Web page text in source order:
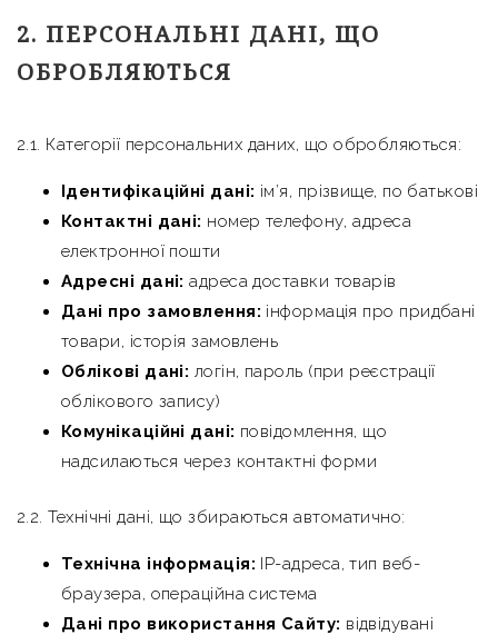
2. ПЕРСОНАЛЬНІ ДАНІ, ЩО
ОБРОБЛЯЮТЬСЯ
2.1. Категорії персональних даних, що обробляються:
Ідентифікаційні дані: ім’я, прізвище, по батькові
Контактні дані: номер телефону, адреса
електронної пошти
Адресні дані: адреса доставки товарів
Дані про замовлення: інформація про придбані
товари, історія замовлень
Облікові дані: логін, пароль (при реєстрації
облікового запису)
Комунікаційні дані: повідомлення, що
надсилаються через контактні форми
2.2. Технічні дані, що збираються автоматично:
Технічна інформація: IP-адреса, тип веб-
браузера, операційна система
Дані про використання Сайту: відвідувані